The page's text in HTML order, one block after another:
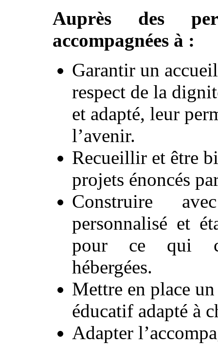
Auprès des
accompagnées à :
Garantir un
respect de la
et adapté, leur
l’avenir.
Recueillir et être
projets énoncés
Construire
personnalisé et
pour ce qui
hébergées.
Mettre en place
éducatif adapté à
Adapter